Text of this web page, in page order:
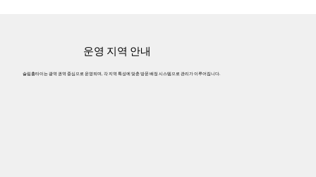
운영 지역 안내
슬림홈타이는 광역 권역 중심으로 운영되며, 각 지역 특성에 맞춘 방문 배정 시스템으로 관리가 이루어집니다.